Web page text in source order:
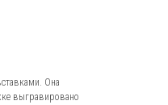
Она
выгравировано